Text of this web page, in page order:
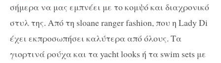
σήμερα να μας εμπνέει με το κομψό και διαχρονικό
στυλ της. Από τη sloane ranger fashion, που η Lady Di
έχει εκπροσωπήσει καλύτερα από όλους. Τα
γιορτινά ρούχα και τα yacht looks ή τα swim sets με